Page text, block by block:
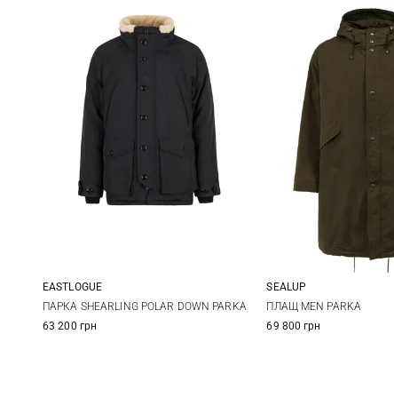
M L XL
EASTLOGUE
ПАРКА SHEARLING POLAR DOWN PARKA
63 200 грн
48 50
SEALUP
ПЛАЩ MEN PARKA
69 800 грн